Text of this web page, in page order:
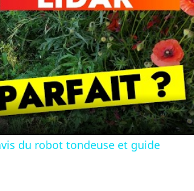
du robot tondeuse et guide